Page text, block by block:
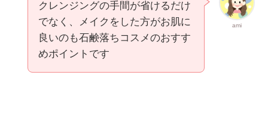
ami
クレンジングの手間が省けるだけ
でなく、メイクをした方がお肌に
良いのも石鹸落ちコスメのおすす
めポイントです